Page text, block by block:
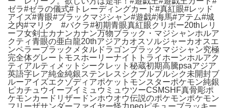
ゼラ#ゼラの儀式#トレーディングカード#真紅眼#レッド
アイズ#青眼#ブラックマジシャン#遊戯#海馬#アテム#城
之内#マリク #バクラ#初期青眼真紅眼クリボー20thレリ
ーフ女剣士カナンカナン万物ブラック・マジシャンホルア
クティ青眼の亜白龍20thアジアカオスソルジャーカオスエ
ンペラーブラックメタルドラゴンブラックマジシャン究極
完全体グレートモスホーリーナイトトライホーンホルアク
ティアルティメットシークレット秘蔵初期高騰psaアジア
英語字レア純金純銀ステンレスシクブルブルシク未開封ブ
ルーアイズエクゾディアポケットモンスターポケモン純銀
ピカチュウイーブイミュウミュウツーCSMSHF真骨彫ポ
ケモンカードリザードンホウオウ伝説のポケモンポケモン
フリーザサンダーファイヤー怪力neoピチューブラッキー